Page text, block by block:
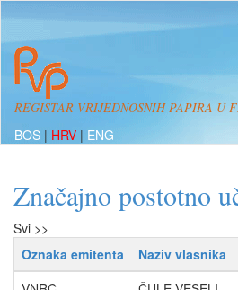
REGISTAR VRIJEDNOSNIH PAPIRA U
BOS | HRV | ENG
Značajno postotno
Svi >>
Oznaka emitenta
Naziv vlasnika